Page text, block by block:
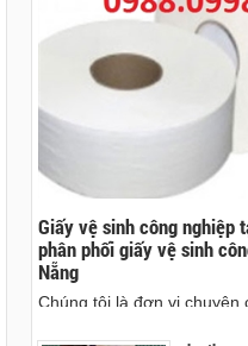
Giấy vệ sinh công nghiệp
phân phối giấy vệ sinh
Nẵng
Chúng tôi là đơn vị chuyên
sinh công nghiệp tại Đà